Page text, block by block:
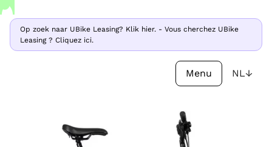
Op zoek naar UBike Leasing? Klik hier. - Vous cherchez UBike
Leasing ? Cliquez ici.
Op zoek naar UBike Leasing? Klik hier. - Vous cherchez UBike
Leasing ? Cliquez ici.
Menu NL↓